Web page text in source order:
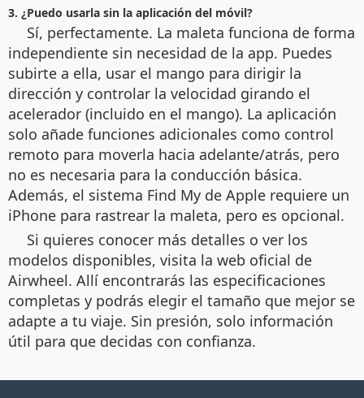
3. ¿Puedo usarla sin la aplicación del móvil?
Sí, perfectamente. La maleta funciona de forma
independiente sin necesidad de la app. Puedes
subirte a ella, usar el mango para dirigir la
dirección y controlar la velocidad girando el
acelerador (incluido en el mango). La aplicación
solo añade funciones adicionales como control
remoto para moverla hacia adelante/atrás, pero
no es necesaria para la conducción básica.
Además, el sistema Find My de Apple requiere un
iPhone para rastrear la maleta, pero es opcional.
Si quieres conocer más detalles o ver los
modelos disponibles, visita la web oficial de
Airwheel. Allí encontrarás las especificaciones
completas y podrás elegir el tamaño que mejor se
adapte a tu viaje. Sin presión, solo información
útil para que decidas con confianza.